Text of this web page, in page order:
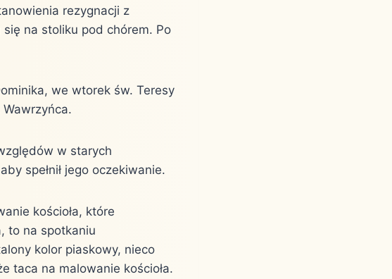
rezygnacji z
na stoliku pod chórem. Po
we wtorek św. Teresy
w starych
spełnił jego oczekiwanie.
kościoła, które
to na spotkaniu
kolor piaskowy, nieco
taca na malowanie kościoła.